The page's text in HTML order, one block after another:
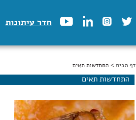
חדר עיתונות
הינך נמצא כאן
דף הבית > התחדשות תאים
התחדשות תאים